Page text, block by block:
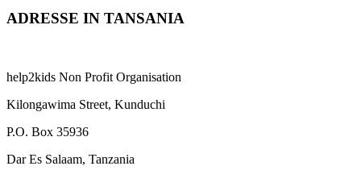
ADRESSE IN TANSANIA
help2kids Non Profit Organisation
Kilongawima Street, Kunduchi
P.O. Box 35936
Dar Es Salaam, Tanzania